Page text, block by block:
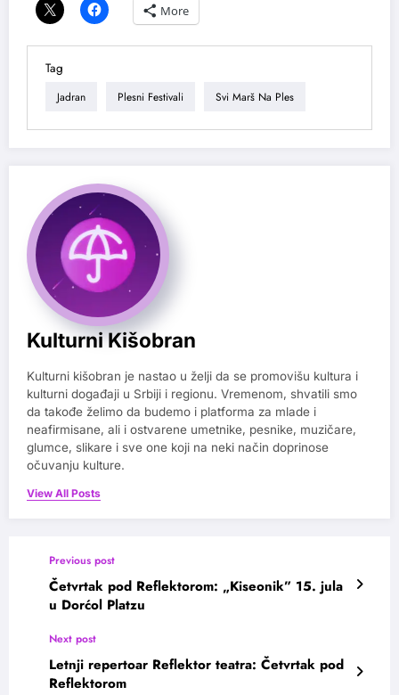
More
Tag
Jadran Plesni Festivali Svi Marš Na Ples
Kulturni Kišobran
Kulturni kišobran je nastao u želji da se promovišu kultura i
kulturni događaji u Srbiji i regionu. Vremenom, shvatili smo
da takođe želimo da budemo i platforma za mlade i
neafirmisane, ali i ostvarene umetnike, pesnike, muzičare,
glumce, slikare i sve one koji na neki način doprinose
očuvanju kulture.
View All Posts
Previous post
Četvrtak pod Reflektorom: „Kiseonik” 15. jula
u Dorćol Platzu
Next post
Letnji repertoar Reflektor teatra: Četvrtak pod
Reflektorom